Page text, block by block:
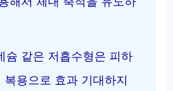
슘 같은 저흡수형은 피하
복용으로 효과 기대하지